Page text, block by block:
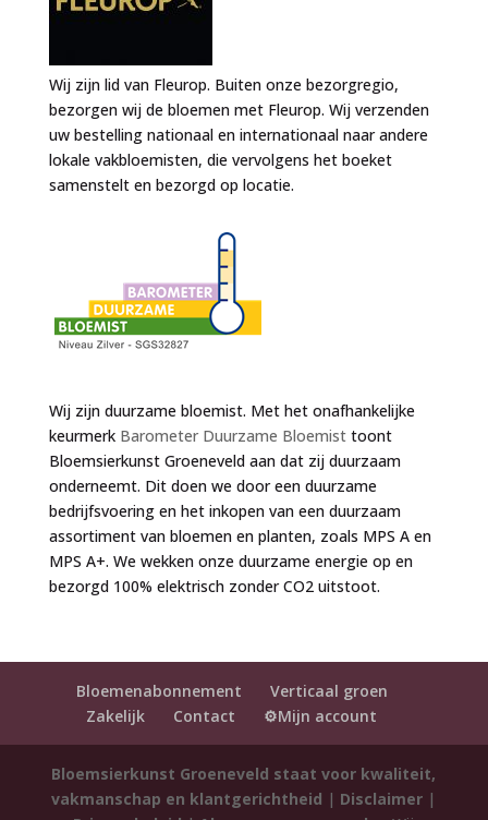
Wij zijn lid van Fleurop. Buiten onze bezorgregio,
bezorgen wij de bloemen met Fleurop. Wij verzenden
uw bestelling nationaal en internationaal naar andere
lokale vakbloemisten, die vervolgens het boeket
samenstelt en bezorgd op locatie.
Wij zijn duurzame bloemist. Met het onafhankelijke
keurmerk Barometer Duurzame Bloemisttoont
Bloemsierkunst Groeneveld aan dat zij duurzaam
onderneemt. Dit doen we door een duurzame
bedrijfsvoering en het inkopen van een duurzaam
assortiment van bloemen en planten, zoals MPS A en
MPS A+. We wekken onze duurzame energie op en
bezorgd 100% elektrisch zonder CO2 uitstoot.
Bloemenabonnement
Verticaal groen
Zakelijk
Contact ⚙️Mijn account
Bloemsierkunst Groeneveld staat voor kwaliteit,
vakmanschap en klantgerichtheid | Disclaimer |